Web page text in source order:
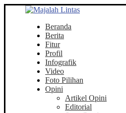
Beranda
Berita
Fitur
Profil
Infografik
Video
Foto Pilihan
Opini
Artikel Opini
Editorial